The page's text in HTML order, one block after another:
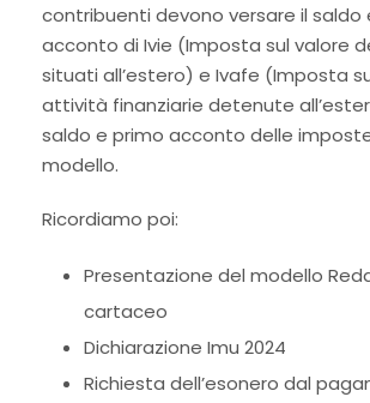
contribuenti devono versare il saldo
acconto di Ivie (Imposta sul valore
situati all’estero) e Ivafe (Imposta
attività finanziarie detenute
saldo e primo acconto delle
modello.
Ricordiamo poi:
Presentazione del modello
cartaceo
Dichiarazione Imu 2024
Richiesta dell’esonero dal